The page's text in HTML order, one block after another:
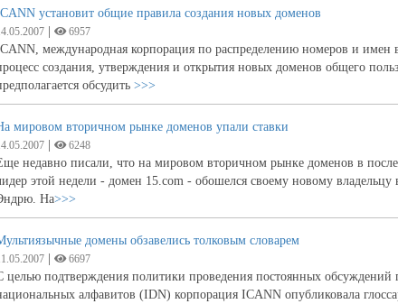
установит общие правила создания новых доменов
6957
международная корпорация по распределению номеров и имен
создания, утверждения и открытия новых доменов общего
обсудить >>>
мировом вторичном рынке доменов упали ставки
6248
недавно писали, что на мировом вторичном рынке доменов в
этой недели - домен 15.com - обошелся своему новому
На>>>
домены обзавелись толковым словарем
6697
целью подтверждения политики проведения постоянных
алфавитов (IDN) корпорация ICANN опубликовала